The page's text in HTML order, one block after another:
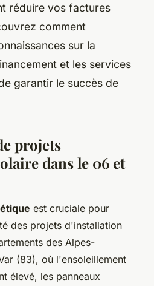
réduire vos factures
comment
sur la
et les services
garantir le succès de
projets
dans le 06 et
est cruciale pour
des projets d'installation
des Alpes-
(83), où l'ensoleillement
élevé, les panneaux